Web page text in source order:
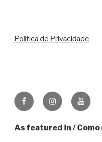
Politica de Privacidade
FacebookInstagram
As featured in / Como